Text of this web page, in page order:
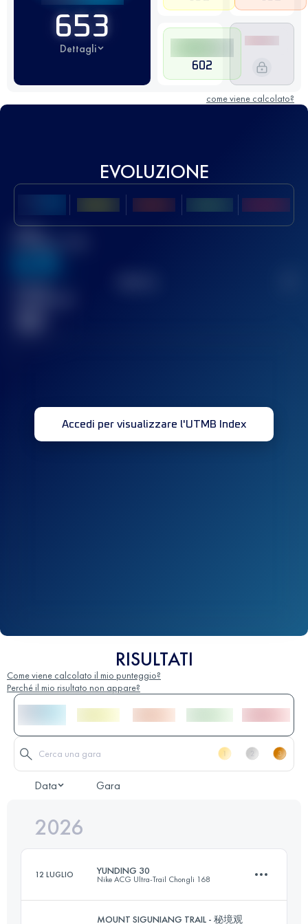
653
Dettagli
602
come viene calcolato?
EVOLUZIONE
Miglior
Accedi per visualizzare l'UTMB Index
RISULTATI
Come viene calcolato il mio punteggio?
Perché il mio risultato non appare?
Data Gara
2026
12 LUGLIO YUNDING 30
Nike ACG Ultra-Trail Chongli 168
MOUNT SIGUNIANG TRAIL - 秘境观